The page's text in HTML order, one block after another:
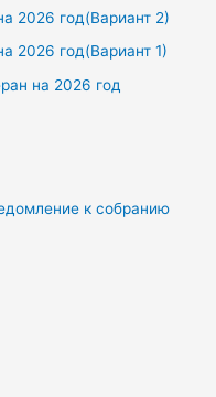
2026 год(Вариант 2)
2026 год(Вариант 1)
на 2026 год
к собранию